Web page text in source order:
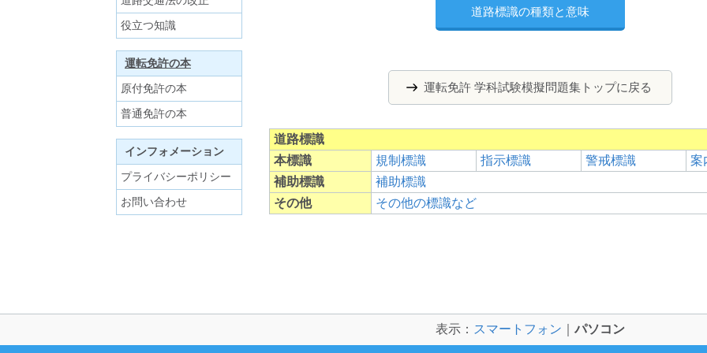
道路標識の種類と意味
運転免許 学科試験模擬問題集トップに戻る
道路標識
本標識
規制標識 指示標識 警戒標識
案
補助標識
補助標識
その他
その他の標識など
役立つ知識
運転免許の本
原付免許の本
普通免許の本
インフォメーション
プライバシーポリシー
お問い合わせ
表示： スマートフォン パソコン